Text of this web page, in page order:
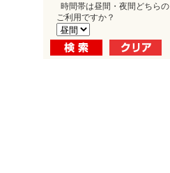
時間帯は昼間・夜間どちらの
ご利用ですか？